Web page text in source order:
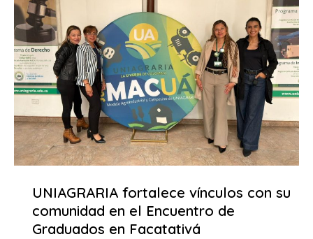
UNIAGRARIA fortalece vínculos con su
comunidad en el Encuentro de
Graduados en Facatativá